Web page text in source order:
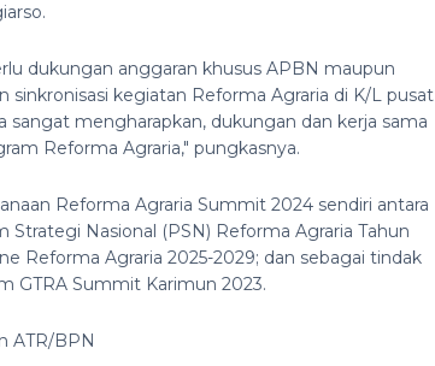
dukungan anggaran khusus APBN maupun
sinkronisasi kegiatan Reforma Agraria di K/L pusat
sangat mengharapkan, dukungan dan kerja sama
Reforma Agraria," pungkasnya.
Reforma Agraria Summit 2024 sendiri antara
Strategi Nasional (PSN) Reforma Agraria Tahun
Reforma Agraria 2025-2029; dan sebagai tindak
GTRA Summit Karimun 2023.
ATR/BPN